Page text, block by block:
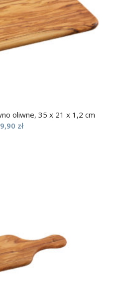
oliwne, 35 x 21 x 1,2 cm
zł